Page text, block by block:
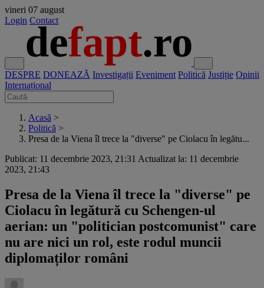
vineri 07 august
Login Contact
DESPRE DONEAZĂ Investigații Eveniment Politică Justiție Opinii
Internațional
Acasă >
Politică >
Presa de la Viena îl trece la "diverse" pe Ciolacu în legătu...
Publicat: 11 decembrie 2023, 21:31 Actualizat la: 11 decembrie
2023, 21:43
Presa de la Viena îl trece la "diverse" pe
Ciolacu în legătură cu Schengen-ul
aerian: un "politician postcomunist" care
nu are nici un rol, este rodul muncii
diplomaților români